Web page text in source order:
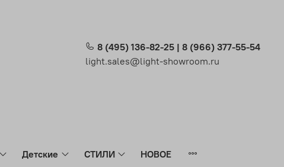
8 (495) 136-82-25 | 8 (966) 377-55-54
light.sales@light-showroom.ru
Детские СТИЛИ НОВОЕ